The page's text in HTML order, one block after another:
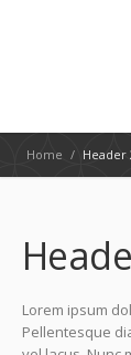
Home / Header
Lorem ipsum
Pellentesque